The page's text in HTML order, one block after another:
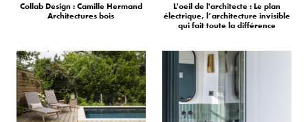
Collab Design : Camille Hermand
Architectures bois
L'oeil de l'architecte : Le plan
électrique, l’architecture invisible
qui fait toute la différence